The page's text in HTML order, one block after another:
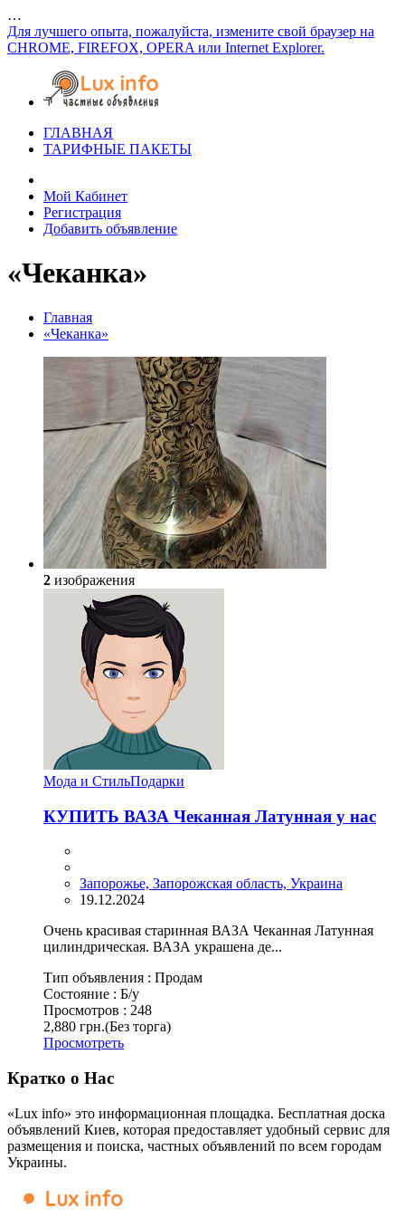
…
Для лучшего опыта, пожалуйста, измените свой браузер на
CHROME, FIREFOX, OPERA или Internet Explorer.
ГЛАВНАЯ
ТАРИФНЫЕ ПАКЕТЫ
Мой Кабинет
Регистрация
Добавить объявление
«Чеканка»
Главная
«Чеканка»
2 изображения
Мода и СтильПодарки
КУПИТЬ ВАЗА Чеканная Латунная у нас
Запорожье, Запорожская область, Украина
19.12.2024
Очень красивая старинная ВАЗА Чеканная Латунная
цилиндрическая. ВАЗА украшена де...
Тип объявления : Продам
Состояние : Б/у
Просмотров : 248
2,880 грн.(Без торга)
Просмотреть
Кратко о Нас
«Lux info» это информационная площадка. Бесплатная доска
объявлений Киев, которая предоставляет удобный сервис для
размещения и поиска, частных объявлений по всем городам
Украины.